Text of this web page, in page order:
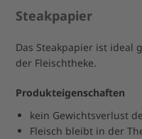
Steakpapier
Das Steakpapier ist ideal
der Fleischtheke.
Produkteigenschaften
kein Gewichtsverlust
Fleisch bleibt in der